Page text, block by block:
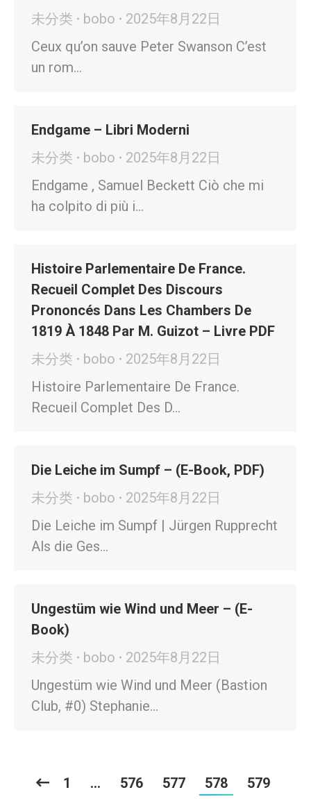
未分类
bobo
2025年8月22日
Ceux qu’on sauve Peter Swanson C’est
un rom…
Endgame – Libri Moderni
未分类
bobo
2025年8月22日
Endgame , Samuel Beckett Ciò che mi
ha colpito di più i…
Histoire Parlementaire De France.
Recueil Complet Des Discours
Prononcés Dans Les Chambers De
1819 À 1848 Par M. Guizot – Livre PDF
未分类
bobo
2025年8月22日
Histoire Parlementaire De France.
Recueil Complet Des D…
Die Leiche im Sumpf – (E-Book, PDF)
未分类
bobo
2025年8月22日
Die Leiche im Sumpf | Jürgen Rupprecht
Als die Ges…
Ungestüm wie Wind und Meer – (E-
Book)
未分类
bobo
2025年8月22日
Ungestüm wie Wind und Meer (Bastion
Club, #0) Stephanie…
1 … 576 577 578
579